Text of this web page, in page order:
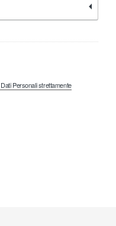
Personali strettamente